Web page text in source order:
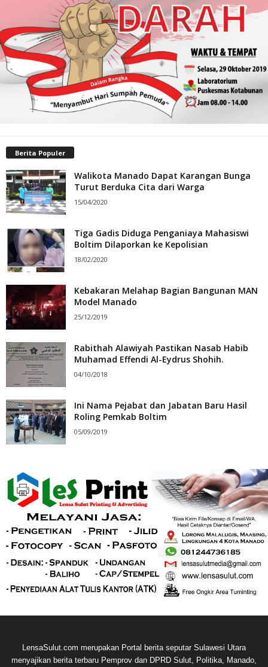
Berita Populer
Walikota Manado Dapat Karangan Bunga
Turut Berduka Cita dari Warga
15/04/2020
Tiga Gadis Diduga Penganiaya Mahasiswi
Boltim Dilaporkan ke Kepolisian
18/02/2020
Kebakaran Melahap Bagian Bangunan MAN
Model Manado
25/12/2019
Rabithah Alawiyah Pastikan Nasab Habib
Muhamad Effendi Al-Eydrus Shohih.
04/10/2018
Ini Nama Pejabat dan Jabatan Baru Hasil
Roling Pemkab Boltim
05/09/2019
LensaSulut.com merupakan Portal berita seputar Sulawesi Utara
menyajikan berita terbaru Pemprov dan DPRD Sulut, Politika, Manado,